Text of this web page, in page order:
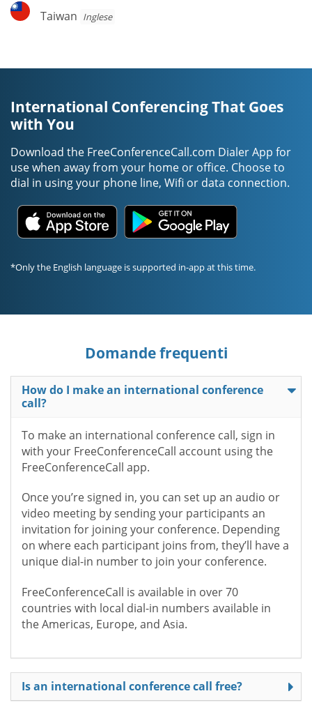
Taiwan
Taiwan Inglese
International Conferencing That Goes
with You
Download the FreeConferenceCall.com Dialer App for
use when away from your home or office. Choose to
dial in using your phone line, Wifi or data connection.
*Only the English language is supported in-app at this time.
Domande frequenti
How do I make an international conference
call?
To make an international conference call, sign in
with your FreeConferenceCall account using the
FreeConferenceCall app.
Once you’re signed in, you can set up an audio or
video meeting by sending your participants an
invitation for joining your conference. Depending
on where each participant joins from, they’ll have a
unique dial-in number to join your conference.
FreeConferenceCall is available in over 70
countries with local dial-in numbers available in
the Americas, Europe, and Asia.
Is an international conference call free?